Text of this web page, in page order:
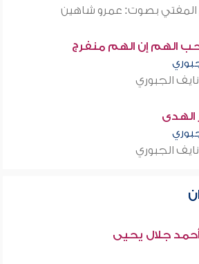
بصوت: عمرو شاهين
الهم إن الهم منفرج
الجبوري
الجبوري
أحمد جلال يحيى